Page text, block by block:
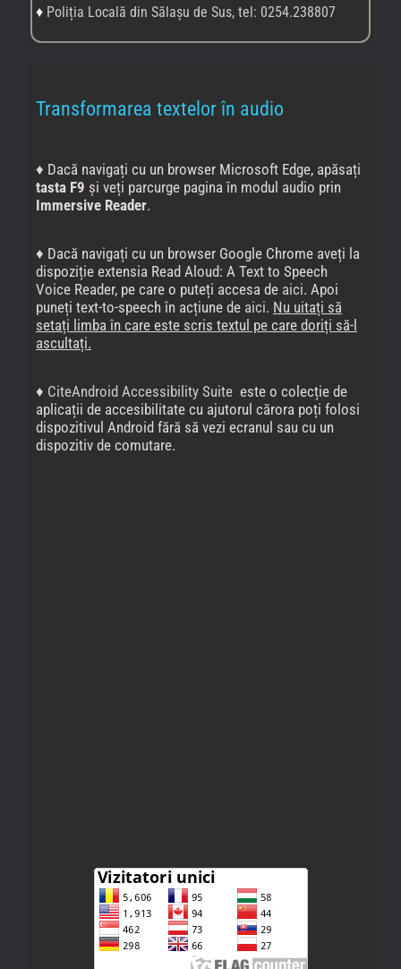
♦ Poliția Locală din Sălașu de Sus, tel: 0254.238807
Transformarea textelor în audio
♦ Dacă navigați cu un browser Microsoft Edge, apăsați
tasta F9 și veți parcurge pagina în modul audio prin
Immersive Reader.
♦ Dacă navigați cu un browser Google Chrome aveți la
dispoziție extensia Read Aloud: A Text to Speech
Voice Reader, pe care o puteți accesa de aici. Apoi
puneți text-to-speech în acțiune de aici. Nu uitați să
setați limba în care este scris textul pe care doriți să-l
ascultați.
♦ CiteAndroid Accessibility Suite este o colecție de
aplicații de accesibilitate cu ajutorul cărora poți folosi
dispozitivul Android fără să vezi ecranul sau cu un
dispozitiv de comutare.